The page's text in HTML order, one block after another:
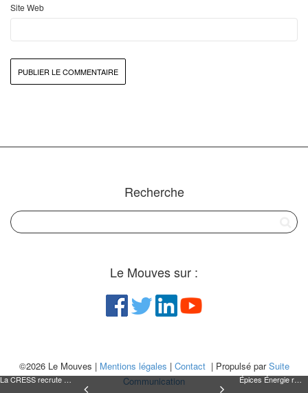
La CRESS recrute un.e Chargé.e de mission Développement Économique et Territorial Épices Énergie recrute en CDI un.e Développeur·ses Fulltrack
Site Web
Recherche
Le Mouves sur :
©2026 Le Mouves | Mentions légales | Contact| Propulsé parSuite
Communication